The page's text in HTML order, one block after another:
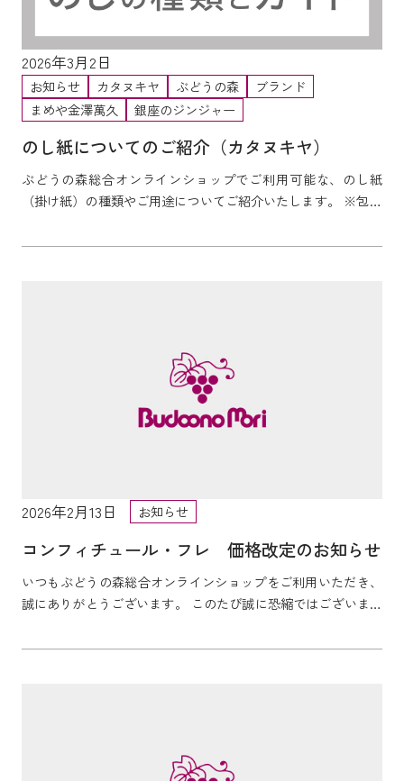
2026年3月2日
お知らせ カタヌキヤ ぶどうの森
ブランド
まめや金澤萬久
銀座のジンジャー
のし紙についてのご紹介（カタヌキヤ）
ぶどうの森総合オンラインショップでご利用可能な、のし紙
（掛け紙）の種類やご用途についてご紹介いたします。 ※包装
2026年2月13日 お知らせ
コンフィチュール・フレ 価格改定のお知らせ
いつもぶどうの森総合オンラインショップをご利用いただき、
誠にありがとうございます。 このたび誠に恐縮ではございます